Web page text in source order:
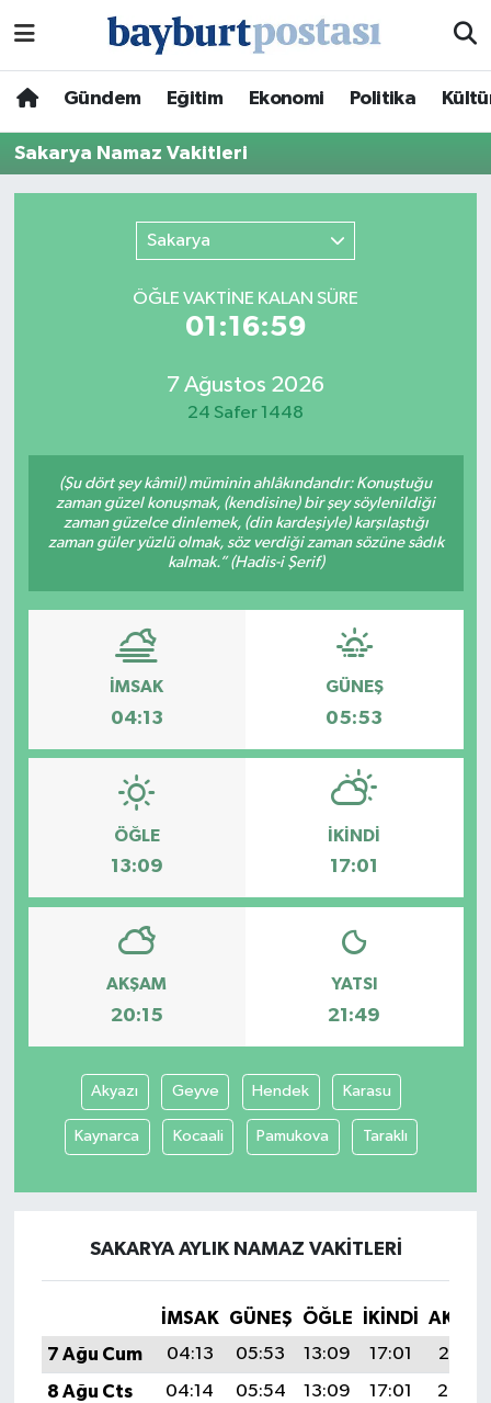
Gündem Eğitim Ekonomi Politika
Sakarya Namaz Vakitleri
Sakarya
ÖĞLE VAKTİNE KALAN SÜRE
01:16:59
7 Ağustos 2026
24 Safer 1448
(Şu dört şey kâmil) müminin ahlâkındandır: Konuştuğu
zaman güzel konuşmak, (kendisine) bir şey söylenildiği
zaman güzelce dinlemek, (din kardeşiyle) karşılaştığı
zaman güler yüzlü olmak, söz verdiği zaman sözüne sâdık
kalmak.” (Hadis-i Şerif)
İMSAK
04:13
GÜNEŞ
05:53
ÖĞLE
13:09
İKINDI
17:01
AKŞAM
20:15
YATSI
21:49
Akyazı Geyve Hendek Karasu
Kaynarca Kocaali Pamukova Taraklı
SAKARYA AYLIK NAMAZ VAKITLERI
İMSAK GÜNEŞ ÖĞLE İKINDI
7 Ağu Cum
04:13 05:53 13:09 17:01
20:15
8 Ağu Cts
04:14 05:54 13:09 17:01
20:14
Hava Durumu
Namaz Vakitleri
Trafik Durumu
Süper Lig Puan Durumu ve Fikstür
Son Dakika Haberleri
Haber Arşivi